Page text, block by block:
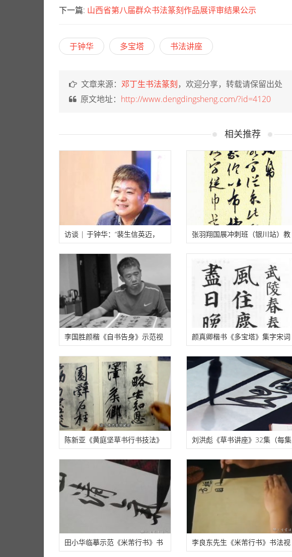
下一篇: 山西省第八届群众书法篆刻作品展评审结果公示
于钟华 多宝塔 书法讲座
文章来源： 邓丁生书法篆刻，欢迎分享，转载请保留出处
原文地址： http://www.dengdingsheng.com/?id=4120
相关推荐
访谈 | 于钟华：“裴生信英迈，
屈起多才华”
张羽翔国展冲刺班（银川站）教
学视频分享
李国胜颜楷《自书告身》示范视
频
颜真卿楷书《多宝塔》集字宋词
高清图（73图）
陈新亚《黄庭坚草书行书技法》
书法视频讲座（2小时课程）
刘洪彪《草书讲座》32集（每集
27分钟）
田小华临摹示范《米芾行书》书
李良东先生《米芾行书》书法视